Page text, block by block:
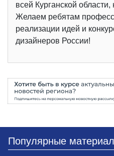
всей Курганской
Желаем ребятам
реализации идей и
дизайнеров России!
Популярные